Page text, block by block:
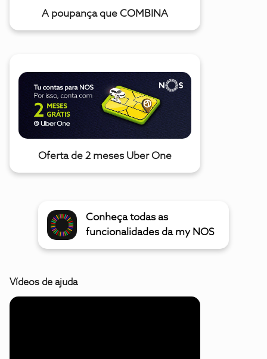
A poupança que COMBINA
Oferta de 2 meses Uber One
Conheça todas as
funcionalidades da my NOS
Vídeos de ajuda